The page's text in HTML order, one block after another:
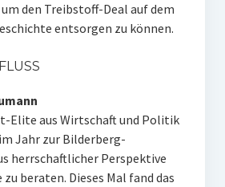
den Treibstoff-Deal auf dem
entsorgen zu können.
Elite aus Wirtschaft und Politik
Jahr zur Bilderberg-
herrschaftlicher Perspektive
beraten. Dieses Mal fand das